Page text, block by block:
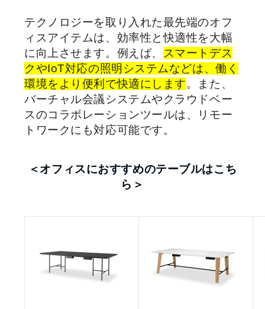
テクノロジーを取り入れた最先端のオフ
ィスアイテムは、効率性と快適性を大幅
に向上させます。例えば、
スマートデス
クやIoT対応の照明システムなどは、働く
環境をより便利で快適にします。また、
バーチャル会議システムやクラウドベー
スのコラボレーションツールは、リモー
トワークにも対応可能です。
＜オフィスにおすすめのテーブルはこち
ら＞